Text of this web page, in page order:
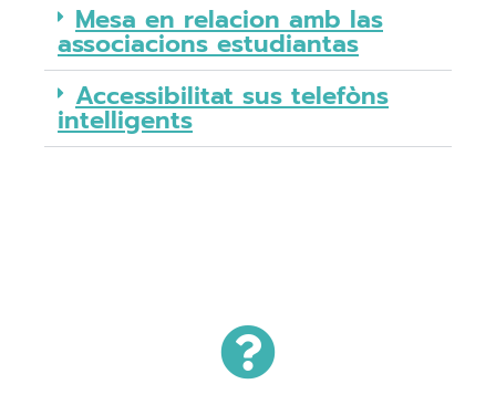
Mesa en relacion amb las
associacions estudiantas
Accessibilitat sus telefòns
intelligents